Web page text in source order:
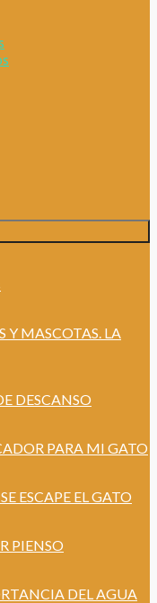
Y MASCOTAS. LA
DESCANSO
PARA MI GATO
ESCAPE EL GATO
PIENSO
DEL AGUA